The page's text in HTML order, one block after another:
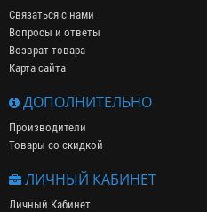
Связаться с нами
Вопросы и ответы
Возврат товара
Карта сайта
ДОПОЛНИТЕЛЬНО
Производители
Товары со скидкой
ЛИЧНЫЙ КАБИНЕТ
Личный Кабинет